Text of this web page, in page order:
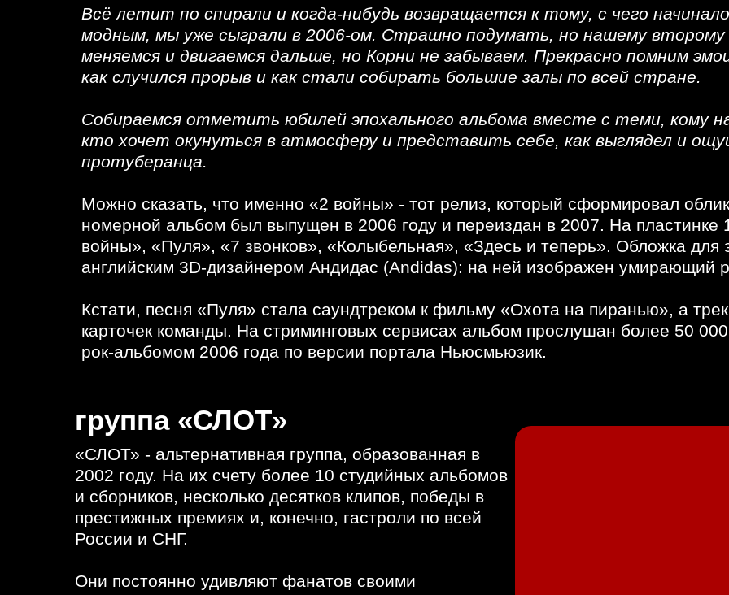
Всё летит по спирали и когда-нибудь возвращается к тому, с чего
модным, мы уже сыграли в 2006-ом. Страшно подумать, но нашему
меняемся и двигаемся дальше, но Корни не забываем. Прекрасно помним
как случился прорыв и как стали собирать большие залы по всей стране.
Собираемся отметить юбилей эпохального альбома вместе с теми, кому
кто хочет окунуться в атмосферу и представить себе, как выглядел и
протуберанца.
Можно сказать, что именно «2 войны» - тот релиз, который сформировал
номерной альбом был выпущен в 2006 году и переиздан в 2007. На пластинке
войны», «Пуля», «7 звонков», «Колыбельная», «Здесь и теперь». Обложка для
английским 3D-дизайнером Андидас (Andidas): на ней изображен умирающий
Кстати, песня «Пуля» стала саундтреком к фильму «Охота на пиранью», а
карточек команды. На стриминговых сервисах альбом прослушан более 50
рок-альбомом 2006 года по версии портала Ньюсмьюзик.
войны» 30 мая в Москве и 31 мая в Санкт-Петербурге!
группа «СЛОТ»
«СЛОТ» - альтернативная группа, образованная в
2002 году. На их счету более 10 студийных альбомов
и сборников, несколько десятков клипов, победы в
престижных премиях и, конечно, гастроли по всей
России и СНГ.
Они постоянно удивляют фанатов своими